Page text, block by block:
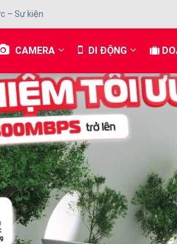
– Sự kiện
CAMERA DI ĐỘNG